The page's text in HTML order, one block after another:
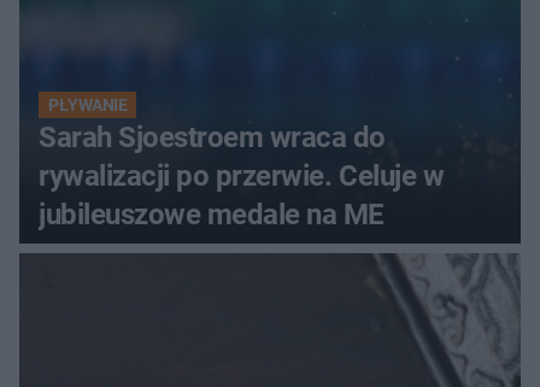
PŁYWANIE
Sarah Sjoestroem wraca do
rywalizacji po przerwie. Celuje w
jubileuszowe medale na ME